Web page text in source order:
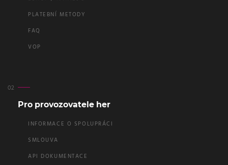
PLATEBNÍ METODY
FAQ
VOP
Pro provozovatele her
INFORMACE O SPOLUPRÁCI
SMLOUVA
API DOKUMENTACE